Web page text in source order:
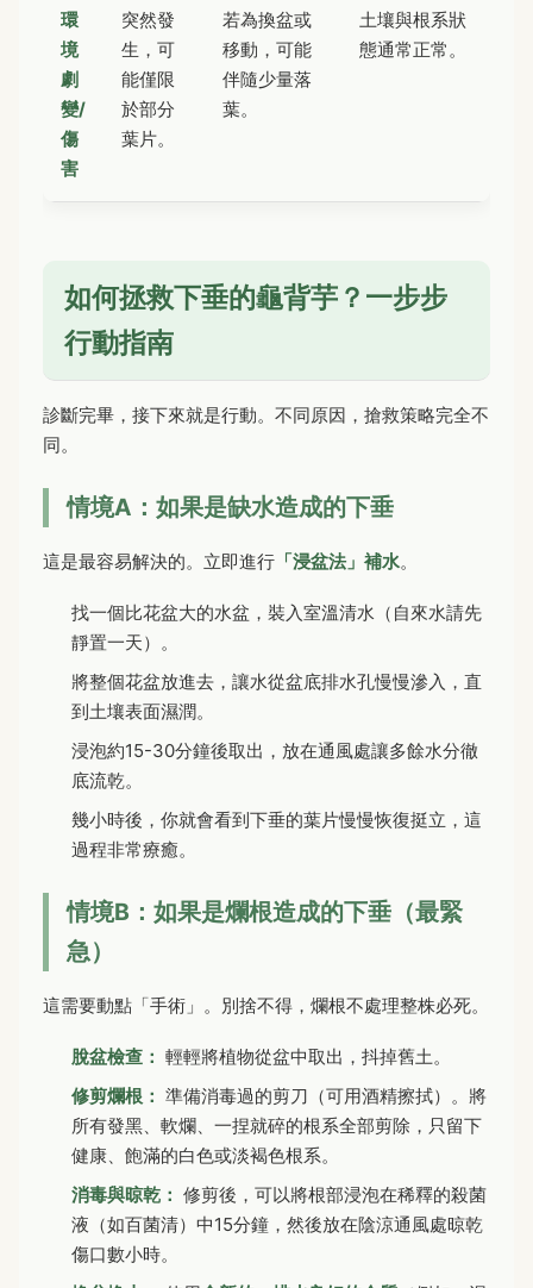
環
境
劇
變/
傷
害
突然發
生，可
能僅限
於部分
葉片。
若為換盆或
移動，可能
伴隨少量落
葉。
土壤與根系狀
態通常正常。
如何拯救下垂的龜背芋？一步步
行動指南
診斷完畢，接下來就是行動。不同原因，搶救策略完全不
同。
情境A：如果是缺水造成的下垂
這是最容易解決的。立即進行 「浸盆法」補水。
找一個比花盆大的水盆，裝入室溫清水（自來水請先
靜置一天）。
將整個花盆放進去，讓水從盆底排水孔慢慢滲入，直
到土壤表面濕潤。
浸泡約15-30分鐘後取出，放在通風處讓多餘水分徹
底流乾。
幾小時後，你就會看到下垂的葉片慢慢恢復挺立，這
過程非常療癒。
情境B：如果是爛根造成的下垂（最緊
急）
這需要動點「手術」。別捨不得，爛根不處理整株必死。
脫盆檢查： 輕輕將植物從盆中取出，抖掉舊土。
修剪爛根： 準備消毒過的剪刀（可用酒精擦拭）。將
所有發黑、軟爛、一捏就碎的根系全部剪除，只留下
健康、飽滿的白色或淡褐色根系。
消毒與晾乾： 修剪後，可以將根部浸泡在稀釋的殺菌
液（如百菌清）中15分鐘，然後放在陰涼通風處晾乾
傷口數小時。